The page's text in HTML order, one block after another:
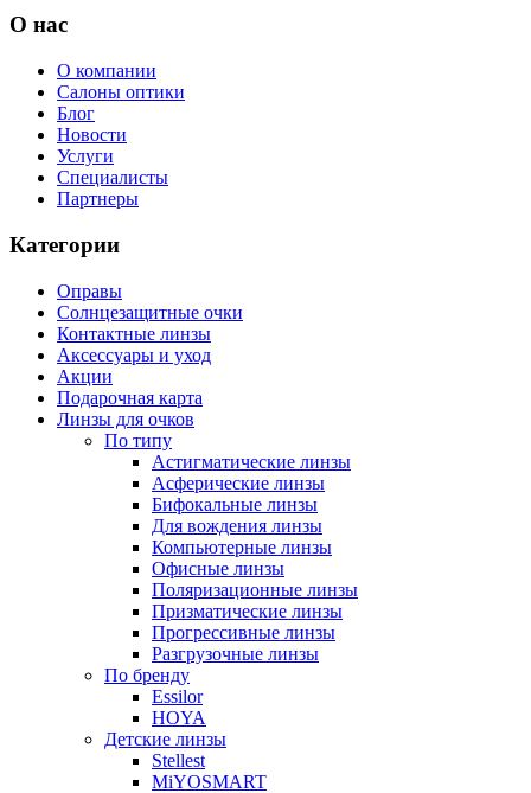
О нас
О компании
Салоны оптики
Блог
Новости
Услуги
Специалисты
Партнеры
Категории
Оправы
Солнцезащитные очки
Контактные линзы
Аксессуары и уход
Акции
Подарочная карта
Линзы для очков
По типу
Астигматические линзы
Асферические линзы
Бифокальные линзы
Для вождения линзы
Компьютерные линзы
Офисные линзы
Поляризационные линзы
Призматические линзы
Прогрессивные линзы
Разгрузочные линзы
По бренду
Essilor
HOYA
Детские линзы
Stellest
MiYOSMART